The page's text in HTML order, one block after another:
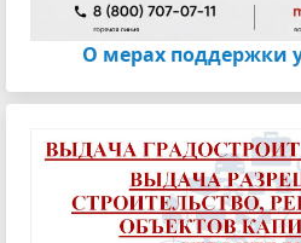
О мерах поддержки